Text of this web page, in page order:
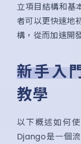
立項目結構和基
者可以更快速地
構，從而加速開
新手入
教學
以下概述如何
Django是一個